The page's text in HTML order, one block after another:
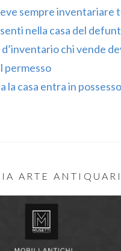
sempre inventariare
nella casa del
chi vende
permesso
la casa entra in
ARTE